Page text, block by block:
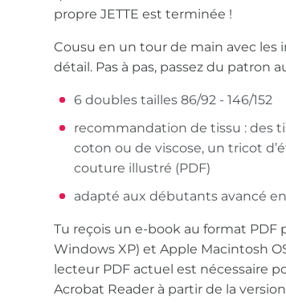
propre JETTE est terminée !
Cousu en un tour de main avec
détail. Pas à pas, passez du patron
6 doubles tailles 86/92 - 146/152
recommandation de tissu : des
coton ou de viscose, un tricot
couture illustré (PDF)
adapté aux débutants avancé
Tu reçois un e-book au format
Windows XP) et Apple Macintosh
lecteur PDF actuel est nécessaire
Acrobat Reader à partir de la version